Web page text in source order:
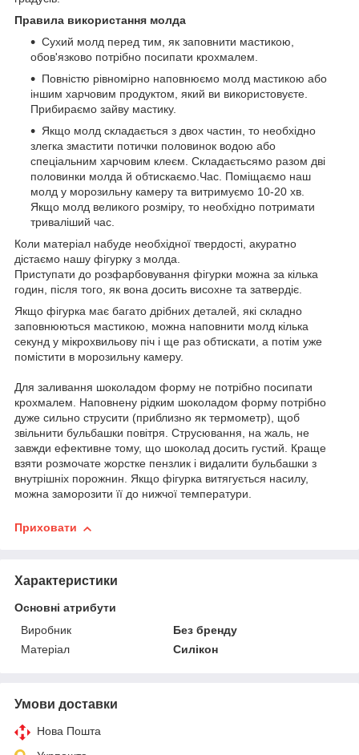
Правила використання молда
Сухий молд перед тим, як заповнити мастикою,
обов'язково потрібно посипати крохмалем.
Повністю рівномірно наповнюємо молд мастикою або
іншим харчовим продуктом, який ви використовуєте.
Прибираємо зайву мастику.
Якщо молд складається з двох частин, то необхідно
злегка змастити потички половинок водою або
спеціальним харчовим клеєм. Складаєтьсямо разом дві
половинки молда й обтискаємо.Час. Поміщаємо наш
молд у морозильну камеру та витримуємо 10-20 хв.
Якщо молд великого розміру, то необхідно потримати
триваліший час.
Коли матеріал набуде необхідної твердості, акуратно
дістаємо нашу фігурку з молда.
Приступати до розфарбовування фігурки можна за кілька
годин, після того, як вона досить висохне та затвердіє.
Якщо фігурка має багато дрібних деталей, які складно
заповнюються мастикою, можна наповнити молд кілька
секунд у мікрохвильову піч і ще раз обтискати, а потім уже
помістити в морозильну камеру.
Для заливання шоколадом форму не потрібно посипати
крохмалем. Наповнену рідким шоколадом форму потрібно
дуже сильно струсити (приблизно як термометр), щоб
звільнити бульбашки повітря. Струсювання, на жаль, не
завжди ефективне тому, що шоколад досить густий. Краще
взяти розмочате жорстке пензлик і видалити бульбашки з
внутрішніх порожнин. Якщо фігурка витягується насилу,
можна заморозити її до нижчої температури.
Приховати
Характеристики
Основні атрибути
Виробник
Без бренду
Матеріал
Силікон
Умови доставки
Нова Пошта